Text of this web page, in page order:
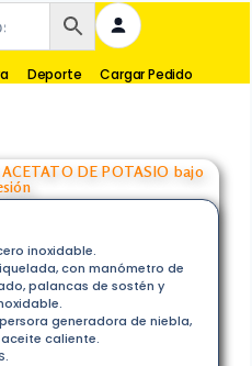
Deporte Cargar Pedido
DE POTASIO bajo
inoxidable.
con manómetro de
palancas de sostén y
generadora de niebla,
caliente.